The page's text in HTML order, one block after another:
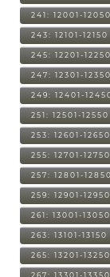
241: 12001-12050
243: 12101-12150
245: 12201-12250
247: 12301-12350
249: 12401-
251: 12501-12550
253: 12601-12650
255: 12701-12750
257: 12801-12850
259: 12901-12950
261: 13001-13050
263: 13101-13150
265: 13201-13250
267: 13301-13350